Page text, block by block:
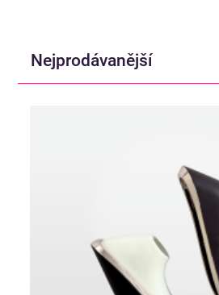
Nejprodávanější